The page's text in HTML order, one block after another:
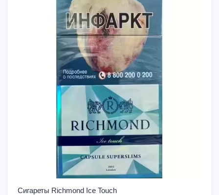
Сигареты Richmond Ice Touch